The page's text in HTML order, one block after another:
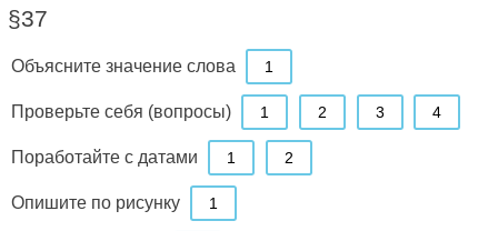
§37
Объясните значение слова 1
Проверьте себя (вопросы) 1 2 3 4
Поработайте с датами 1 2
Опишите по рисунку 1